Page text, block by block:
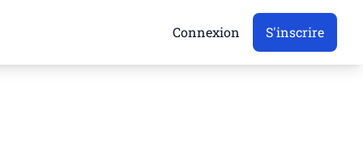
Connexion S'inscrire